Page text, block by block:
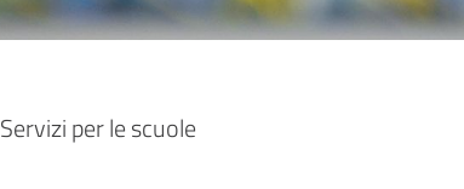
Servizi per le scuole